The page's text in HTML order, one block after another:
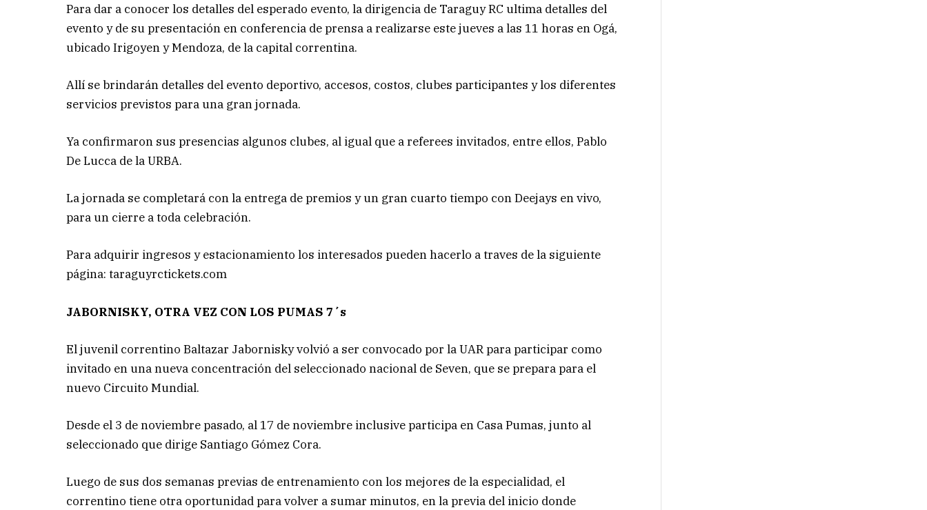
Para dar a conocer los detalles del esperado evento, la dirigencia de Taraguy RC ultima detalles del
evento y de su presentación en conferencia de prensa a realizarse este jueves a las 11 horas en Ogá,
ubicado Irigoyen y Mendoza, de la capital correntina.
Allí se brindarán detalles del evento deportivo, accesos, costos, clubes participantes y los diferentes
servicios previstos para una gran jornada.
Ya confirmaron sus presencias algunos clubes, al igual que a referees invitados, entre ellos, Pablo
De Lucca de la URBA.
La jornada se completará con la entrega de premios y un gran cuarto tiempo con Deejays en vivo,
para un cierre a toda celebración.
Para adquirir ingresos y estacionamiento los interesados pueden hacerlo a traves de la siguiente
página: taraguyrctickets.com
JABORNISKY, OTRA VEZ CON LOS PUMAS 7´s
El juvenil correntino Baltazar Jabornisky volvió a ser convocado por la UAR para participar como
invitado en una nueva concentración del seleccionado nacional de Seven, que se prepara para el
nuevo Circuito Mundial.
Desde el 3 de noviembre pasado, al 17 de noviembre inclusive participa en Casa Pumas, junto al
seleccionado que dirige Santiago Gómez Cora.
Luego de sus dos semanas previas de entrenamiento con los mejores de la especialidad, el
correntino tiene otra oportunidad para volver a sumar minutos, en la previa del inicio donde